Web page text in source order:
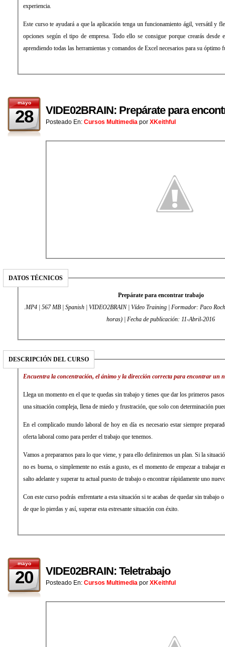
experiencia.
Este curso te ayudará a que la aplicación tenga un funcionamiento ágil, versátil y
opciones según el tipo de empresa. Todo ello se consigue porque crearás
aprendiendo todas las herramientas y comandos de Excel necesarios para su óptimo
mayo
28 VIDE02BRAIN: Prepárate para
Posteado En: Cursos Multimedia por XKeithful
DATOS TÉCNICOS
Prepárate para encontrar trabajo
.MP4 | 567 MB | Spanish | VIDEO2BRAIN | Vídeo Training | Formador: Paco
horas) | Fecha de publicación: 11-Abril-2016
DESCRIPCIÓN DEL CURSO
Encuentra la concentración, el ánimo y la dirección correcta para encontrar un
Llega un momento en el que te quedas sin trabajo y tienes que dar los primeros
una situación compleja, llena de miedo y frustración, que solo con determinación
En el complicado mundo laboral de hoy en día es necesario estar siempre
oferta laboral como para perder el trabajo que tenemos.
Vamos a prepararnos para lo que viene, y para ello definiremos un plan. Si la
no es buena, o simplemente no estás a gusto, es el momento de empezar a trabajar
salto adelante y superar tu actual puesto de trabajo o encontrar rápidamente uno
Con este curso podrás enfrentarte a esta situación si te acabas de quedar sin trabajo
de que lo pierdas y así, superar esta estresante situación con éxito.
mayo
20 VIDE02BRAIN: Teletrabajo
Posteado En: Cursos Multimedia por XKeithful